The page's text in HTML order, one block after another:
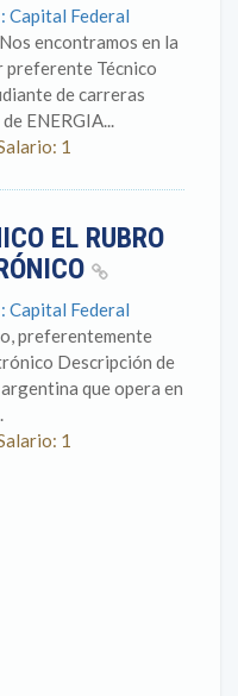
Capital Federal
encontramos en la
preferente Técnico
de carreras
ENERGIA...
1
EL RUBRO
Capital Federal
preferentemente
Descripción de
que opera en
1